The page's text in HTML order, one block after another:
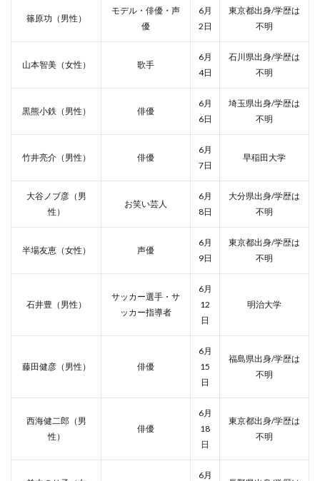
篠原功（男性）
モデル・俳優・声
優
6月
2日
東京都出身/学歴は
不明
山本智美（女性） 歌手
6月
4日
石川県出身/学歴は
不明
黒熊小鉄（男性） 俳優
6月
6日
埼玉県出身/学歴は
不明
竹井亮介（男性） 俳優
6月
7日
早稲田大学
大谷ノブ彦（男
性）
お笑い芸人
6月
8日
大分県出身/学歴は
不明
半場友恵（女性） 声優
6月
9日
東京都出身/学歴は
不明
石井豊（男性）
サッカー選手・サ
ッカー指導者
6月
12
日
明治大学
藤田健彦（男性） 俳優
6月
15
日
福島県出身/学歴は
不明
西海健二郎（男
性）
俳優
6月
18
日
東京都出身/学歴は
不明
6月